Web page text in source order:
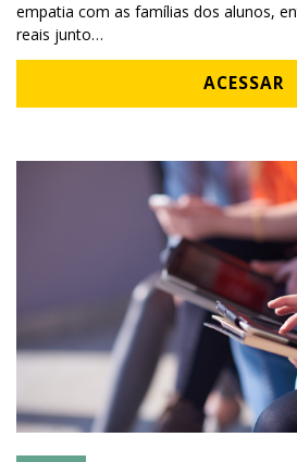
empatia com as famílias dos alunos,
reais junto…
ACESSAR